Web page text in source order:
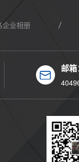
企业相册
邮箱